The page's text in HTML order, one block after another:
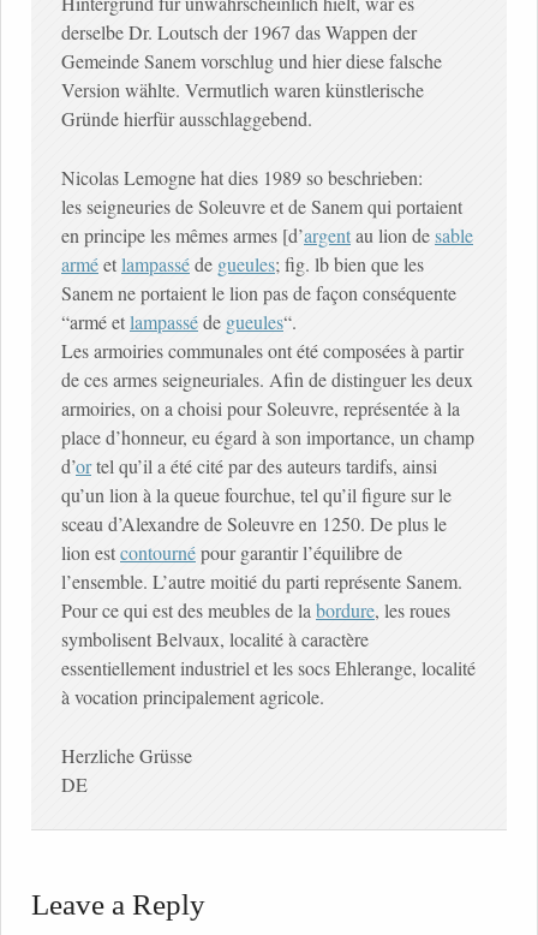
derselbe Dr. Loutsch der 1967 das Wappen der
Gemeinde Sanem vorschlug und hier diese falsche
Version wählte. Vermutlich waren künstlerische
Gründe hierfür ausschlaggebend.
Nicolas Lemogne hat dies 1989 so beschrieben:
les seigneuries de Soleuvre et de Sanem qui portaient
en principe les mêmes armes [d’argentau lion desable
arméetlampasséde gueules; fig. lb bien que les
Sanem ne portaient le lion pas de façon conséquente
“armé etlampasséde gueules“.
Les armoiries communales ont été composées à partir
de ces armes seigneuriales. Afin de distinguer les deux
armoiries, on a choisi pour Soleuvre, représentée à la
place d’honneur, eu égard à son importance, un champ
d’ortel qu’il a été cité par des auteurs tardifs, ainsi
qu’un lion à la queue fourchue, tel qu’il figure sur le
sceau d’Alexandre de Soleuvre en 1250. De plus le
lion estcontournépour garantir l’équilibre de
l’ensemble. L’autre moitié du parti représente Sanem.
Pour ce qui est des meubles de la bordure, les roues
symbolisent Belvaux, localité à caractère
essentiellement industriel et les socs Ehlerange, localité
à vocation principalement agricole.
Herzliche Grüsse
DE
Leave a Reply